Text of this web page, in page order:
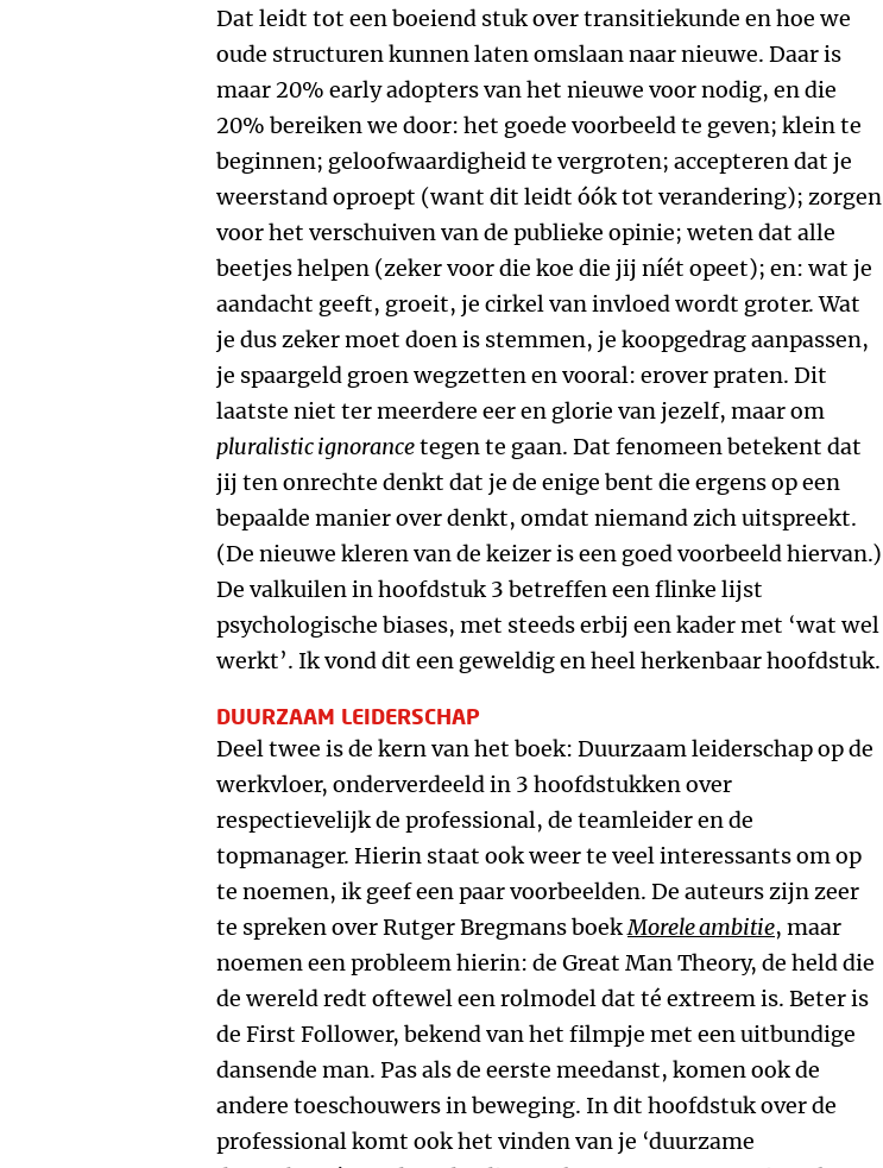
Dat leidt tot een boeiend stuk over transitiekunde en hoe we
oude structuren kunnen laten omslaan naar nieuwe. Daar is
maar 20% early adopters van het nieuwe voor nodig, en die
20% bereiken we door: het goede voorbeeld te geven; klein te
beginnen; geloofwaardigheid te vergroten; accepteren dat je
weerstand oproept (want dit leidt óók tot verandering); zorgen
voor het verschuiven van de publieke opinie; weten dat alle
beetjes helpen (zeker voor die koe die jij níét opeet); en: wat je
aandacht geeft, groeit, je cirkel van invloed wordt groter. Wat
je dus zeker moet doen is stemmen, je koopgedrag aanpassen,
je spaargeld groen wegzetten en vooral: erover praten. Dit
laatste niet ter meerdere eer en glorie van jezelf, maar om
pluralistic ignorancetegen te gaan. Dat fenomeen betekent dat
jij ten onrechte denkt dat je de enige bent die ergens op een
bepaalde manier over denkt, omdat niemand zich uitspreekt.
(De nieuwe kleren van de keizer is een goed voorbeeld hiervan.)
De valkuilen in hoofdstuk 3 betreffen een flinke lijst
psychologische biases, met steeds erbij een kader met ‘wat wel
werkt’. Ik vond dit een geweldig en heel herkenbaar hoofdstuk.
DUURZAAM LEIDERSCHAP
Deel twee is de kern van het boek: Duurzaam leiderschap op de
werkvloer, onderverdeeld in 3 hoofdstukken over
respectievelijk de professional, de teamleider en de
topmanager. Hierin staat ook weer te veel interessants om op
te noemen, ik geef een paar voorbeelden. De auteurs zijn zeer
te spreken over Rutger Bregmans boekMorele ambitie, maar
noemen een probleem hierin: de Great Man Theory, de held die
de wereld redt oftewel een rolmodel dat té extreem is. Beter is
de First Follower, bekend van het filmpje met een uitbundige
dansende man. Pas als de eerste meedanst, komen ook de
andere toeschouwers in beweging. In dit hoofdstuk over de
professional komt ook het vinden van je ‘duurzame